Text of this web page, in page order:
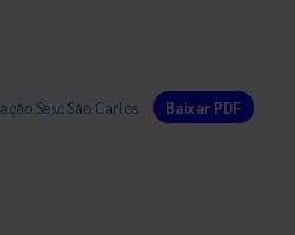
Sesc São Carlos Baixar PDF